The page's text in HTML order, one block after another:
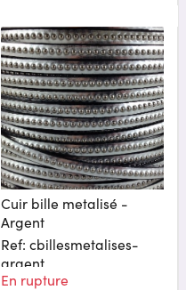
Cuir bille metalisé -
Argent
Ref: cbillesmetalises-
argent
En rupture